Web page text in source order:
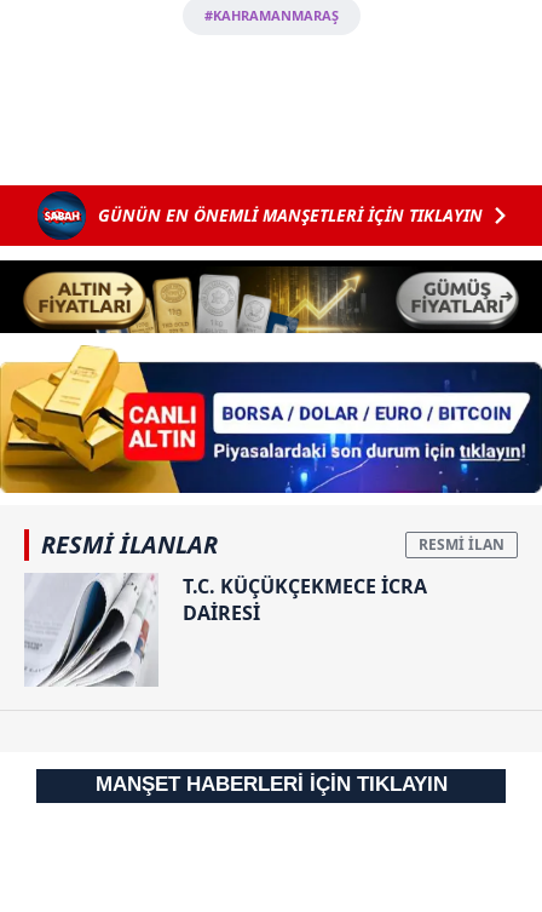
#KAHRAMANMARAŞ
GÜNÜN EN ÖNEMLİ MANŞETLERİ İÇİN TIKLAYIN
RESMİ İLANLAR
T.C. KÜÇÜKÇEKMECE İCRA
DAİRESİ
MANŞET HABERLERİ İÇİN TIKLAYIN